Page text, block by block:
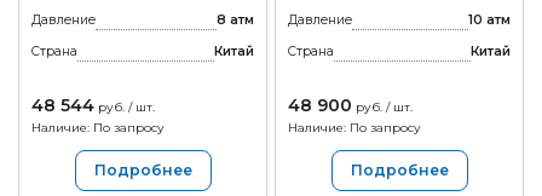
Давление
8 атм
Страна
Китай
48 544 руб. / шт.
Наличие: По запросу
Подробнее
Давление
10 атм
Страна
Китай
48 900 руб. / шт.
Наличие: По запросу
Подробнее